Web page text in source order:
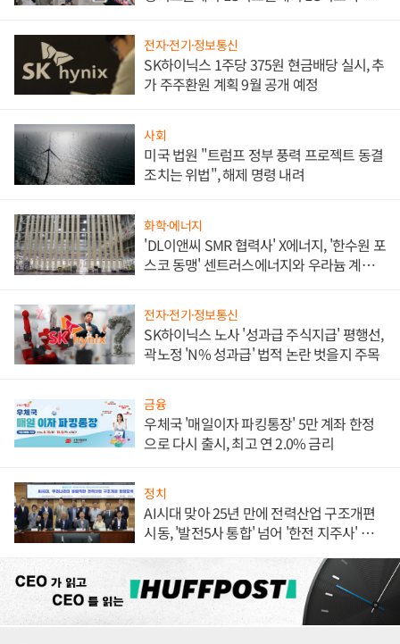
전자·전기·정보통신
SK하이닉스 1주당 375원 현금배당 실시, 추
가 주주환원 계획 9월 공개 예정
사회
미국 법원 "트럼프 정부 풍력 프로젝트 동결
조치는 위법", 해제 명령 내려
화학·에너지
'DL이앤씨 SMR 협력사' X에너지, '한수원 포
스코 동맹' 센트러스에너지와 우라늄 계약
전자·전기·정보통신
SK하이닉스 노사 '성과급 주식지급' 평행선,
곽노정 'N% 성과급' 법적 논란 벗을지 주목
금융
우체국 '매일이자 파킹통장' 5만 계좌 한정
으로 다시 출시, 최고 연 2.0% 금리
정치
AI시대 맞아 25년 만에 전력산업 구조개편
시동, '발전5사 통합' 넘어 '한전 지주사' 재편